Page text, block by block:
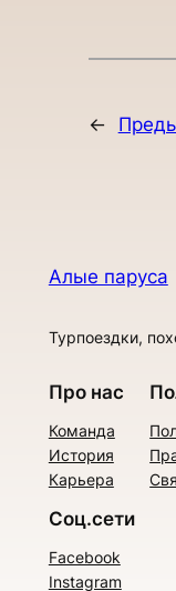
←
Алые паруса
Турпоездки,
Про нас
Команда
История
Карьера
Соц.сети
Facebook
Instagram